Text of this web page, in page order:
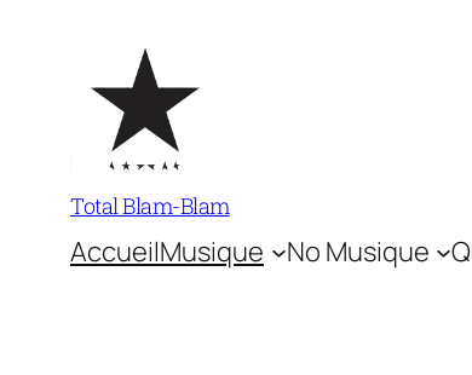
contenu
Total Blam-Blam
AccueilMusique No Musique